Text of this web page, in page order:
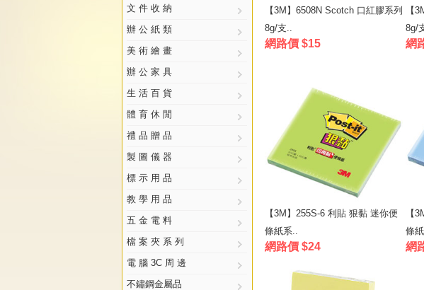
文 件 收 納
辦 公 紙 類
美 術 繪 畫
辦 公 家 具
生 活 百 貨
體 育 休 閒
禮 品 贈 品
製 圖 儀 器
標 示 用 品
教 學 用 品
五 金 電 料
檔 案 夾 系 列
電 腦 3C 周 邊
不鏽鋼金屬品
【3M】6508N Scotch 口紅膠系列
8g/支..
網路價 $15
【
8g/
網
【3M】255S-6 利貼 狠黏 迷你便
條紙系..
網路價 $24
【
條
網